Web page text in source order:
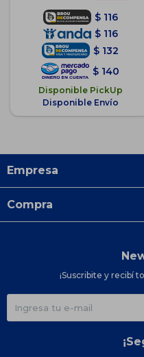
$ 116
$ 116
$ 132
$ 140
Disponible PickUp
Disponible Envío
Empresa
Compra
¡Suscribite y recibí